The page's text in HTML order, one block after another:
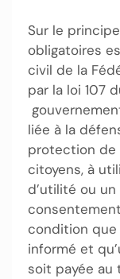
Sur le
obligatoires
civil de la
par la loi 107
liée à la
protection de
citoyens, à
d’utilité ou
condition
informé et
soit payée au